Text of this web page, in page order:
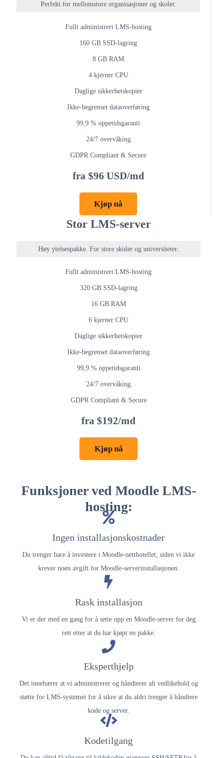
Perfekt for mellomstore organisasjoner og skoler.
Fullt administrert LMS-hosting
160 GB SSD-lagring
8 GB RAM
4 kjerner CPU
Daglige sikkerhetskopier
Ikke-begrenset dataoverføring
99,9 % oppetidsgaranti
24/7 overvåking
GDPR Compliant & Secure
fra $96 USD/md
Kjøp nå
Stor LMS-server
Høy ytelsespakke. For store skoler og universiteter.
Fullt administrert LMS-hosting
320 GB SSD-lagring
16 GB RAM
6 kjerner CPU
Daglige sikkerhetskopier
Ikke-begrenset dataoverføring
99,9 % oppetidsgaranti
24/7 overvåking
GDPR Compliant & Secure
fra $192/md
Kjøp nå
Funksjoner ved Moodle LMS-
hosting:
Ingen installasjonskostnader
Du trenger bare å investere i Moodle-netthotellet, siden vi ikke
krever noen avgift for Moodle-serverinstallasjonen.
Rask installasjon
Vi er der med en gang for å sette opp en Moodle-server for deg
rett etter at du har kjøpt en pakke.
Eksperthjelp
Det innebærer at vi administrerer og håndterer alt vedlikehold og
støtte for LMS-systemet for å sikre at du aldri trenger å håndtere
kode og server.
Kodetilgang